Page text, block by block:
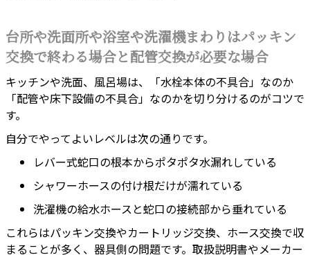
台所や洗面所や浴室や洗濯機まわりはパッキン
交換で終わる場合と配管交換が必要な場合
キッチンや洗面、風呂場は、「水栓本体の不具合」なのか
「配管や床下設備の不具合」なのかを切り分けるのがコツで
す。
自分でやってよいレベルは次の通りです。
レバー式蛇口の根本からポタポタ水漏れしている
シャワーホースの付け根だけが濡れている
洗濯機の給水ホースと蛇口の接続部から垂れている
これらはパッキン交換やカートリッジ交換、ホース交換で収
まることが多く、器具側の問題です。取扱説明書やメーカー